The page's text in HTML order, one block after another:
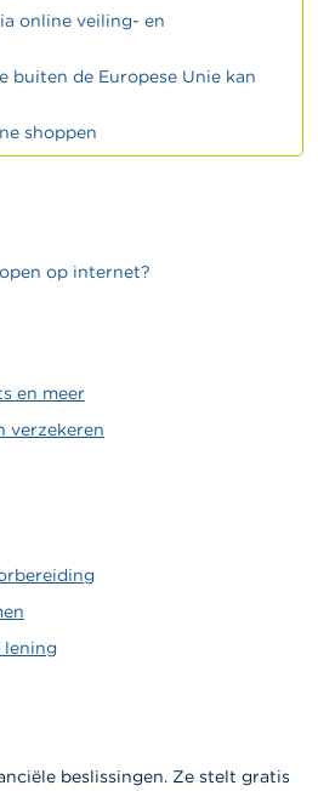
online veiling- en
buiten de Europese Unie kan
shoppen
op internet?
en meer
verzekeren
lening
beslissingen. Ze stelt gratis